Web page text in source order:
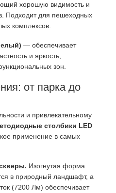
хорошую видимость и
Подходит для пешеходных
комплексов.
— обеспечивает
и яркость,
зон.
от парка до
и привлекательному
столбики LED
применение в самых
Изогнутая форма
в природный ландшафт, а
(7200 Лм) обеспечивает